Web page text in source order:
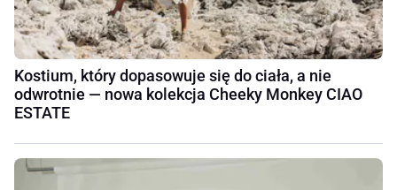
Kostium, który dopasowuje się do ciała, a nie
odwrotnie — nowa kolekcja Cheeky Monkey CIAO
ESTATE